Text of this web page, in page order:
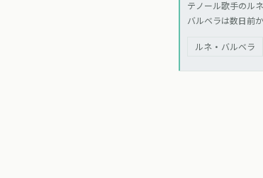
テノール歌手のル
バルベラは数日前
ルネ・バルベラ